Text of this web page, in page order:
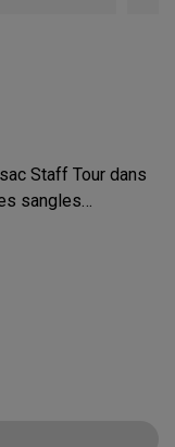
Staff Tour dans
sangles
supérieurs
le parcours.